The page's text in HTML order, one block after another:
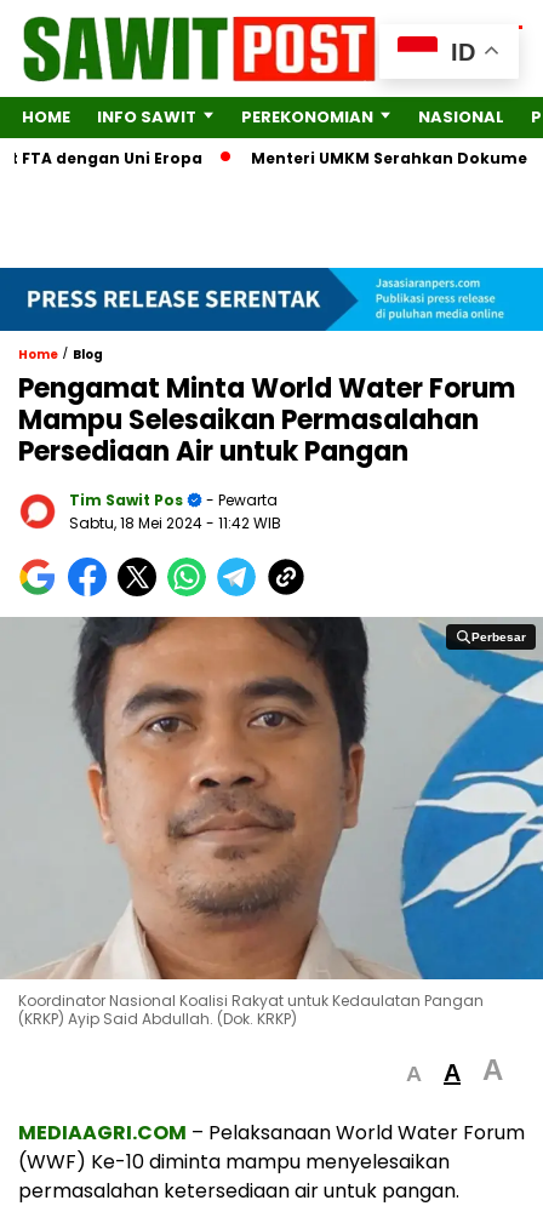
HOME INFO SAWIT PEREKONOMIAN NASIONAL
dengan Uni Eropa Menteri UMKM Serahkan Dokumen
Home / Blog
Pengamat Minta World Water Forum
Mampu Selesaikan Permasalahan
Persediaan Air untuk Pangan
Tim Sawit Pos
- Pewarta
Sabtu, 18 Mei 2024- 11:42 WIB
Perbesar
Perbesar
Koordinator Nasional Koalisi Rakyat untuk Kedaulatan Pangan
(KRKP) Ayip Said Abdullah. (Dok. KRKP)
A A A
MEDIAAGRI.COM – Pelaksanaan World Water Forum
(WWF) Ke-10 diminta mampu menyelesaikan
permasalahan ketersediaan air untuk pangan.
ID